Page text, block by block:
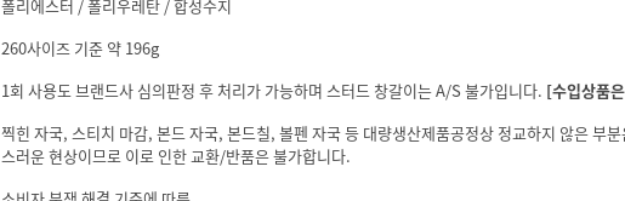
폴리에스터 / 폴리우레탄 / 합성수지
260사이즈 기준 약 196g
1회 사용도 브랜드사 심의판정 후 처리가 가능하며 스터드 창갈이는 A/S 불가입니다. [수입상품
찍힌 자국, 스티치 마감, 본드 자국, 본드칠, 볼펜 자국 등 대량생산제품공정상 정교하지 않은 부
스러운 현상이므로 이로 인한 교환/반품은 불가합니다.